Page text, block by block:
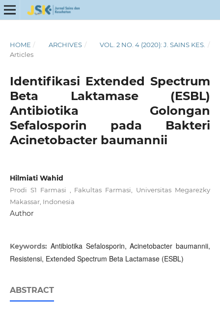
HOME / ARCHIVES / VOL. 2 NO. 4 (2020): J. SAINS KES. /
Articles
Identifikasi Extended Spectrum
Beta Laktamase (ESBL)
Antibiotika Golongan
Sefalosporin pada Bakteri
Acinetobacter baumannii
Hilmiati Wahid
Prodi S1 Farmasi , Fakultas Farmasi, Universitas Megarezky
Makassar, Indonesia
Author
Keywords: Antibiotika Sefalosporin, Acinetobacter baumannii,
Resistensi, Extended Spectrum Beta Lactamase (ESBL)
ABSTRACT